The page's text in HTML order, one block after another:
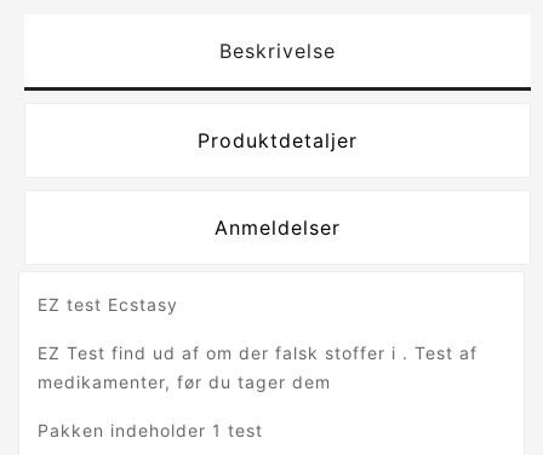
Beskrivelse
Produktdetaljer
Anmeldelser
EZ test Ecstasy
EZ Test find ud af om der falsk stoffer i . Test af
medikamenter, før du tager dem
Pakken indeholder 1 test